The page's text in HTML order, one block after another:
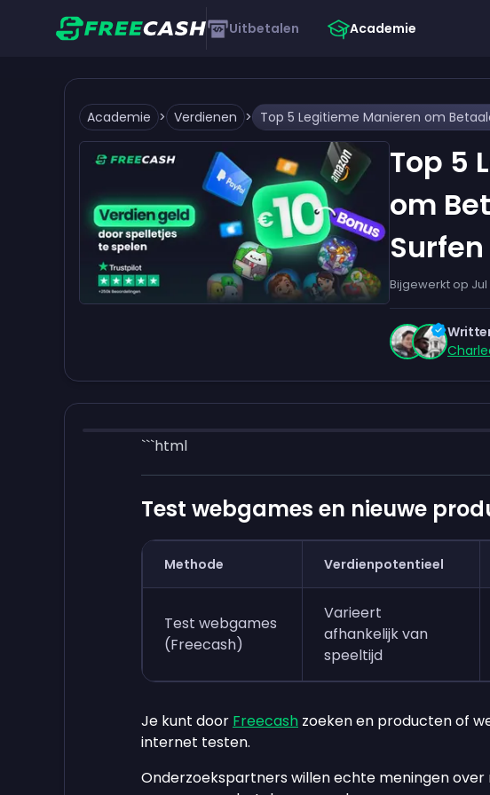
Uitbetalen Academie
Academie > Verdienen >
Top 5
om
Bijgewerkt op
```html
Test webgames en nieuwe
Methode Verdienpotentieel
Test webgames
(Freecash)
Varieert
afhankelijk van
speeltijd
Je kunt door Freecash zoeken en producten of
internet testen.
Onderzoekspartners willen echte meningen